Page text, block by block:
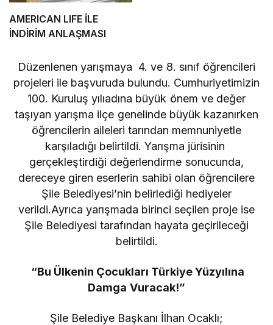
AMERICAN LIFE İLE
İNDİRİM ANLAŞMASI
Düzenlenen yarışmaya 4. ve 8. sınıf öğrencileri
projeleri ile başvuruda bulundu. Cumhuriyetimizin
100. Kuruluş yılıadına büyük önem ve değer
taşıyan yarışma ilçe genelinde büyük kazanırken
öğrencilerin aileleri tarından memnuniyetle
karşıladığı belirtildi. Yarışma jürisinin
gerçekleştirdiği değerlendirme sonucunda,
dereceye giren eserlerin sahibi olan öğrencilere
Şile Belediyesi’nin belirlediği hediyeler
verildi.Ayrıca yarışmada birinci seçilen proje ise
Şile Belediyesi tarafından hayata geçirileceği
belirtildi.
“Bu Ülkenin Çocukları Türkiye Yüzyılına
Damga Vuracak!”
Şile Belediye Başkanı İlhan Ocaklı;